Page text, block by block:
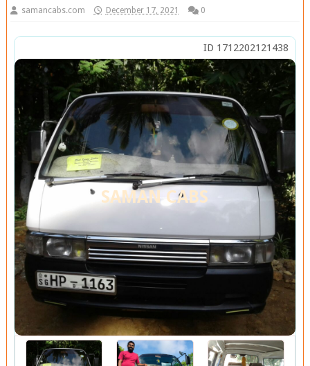
samancabs.com December 17, 2021 0
ID 1712202121438
SAMAN CABS